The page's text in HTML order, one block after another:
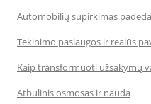
Automobilių supirkimas
Tekinimo paslaugos ir realūs
Kaip transformuoti užsakymų
Atbulinis osmosas ir nauda